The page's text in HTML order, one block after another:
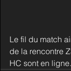
Le fil du match
de la rencontre
HC sont en